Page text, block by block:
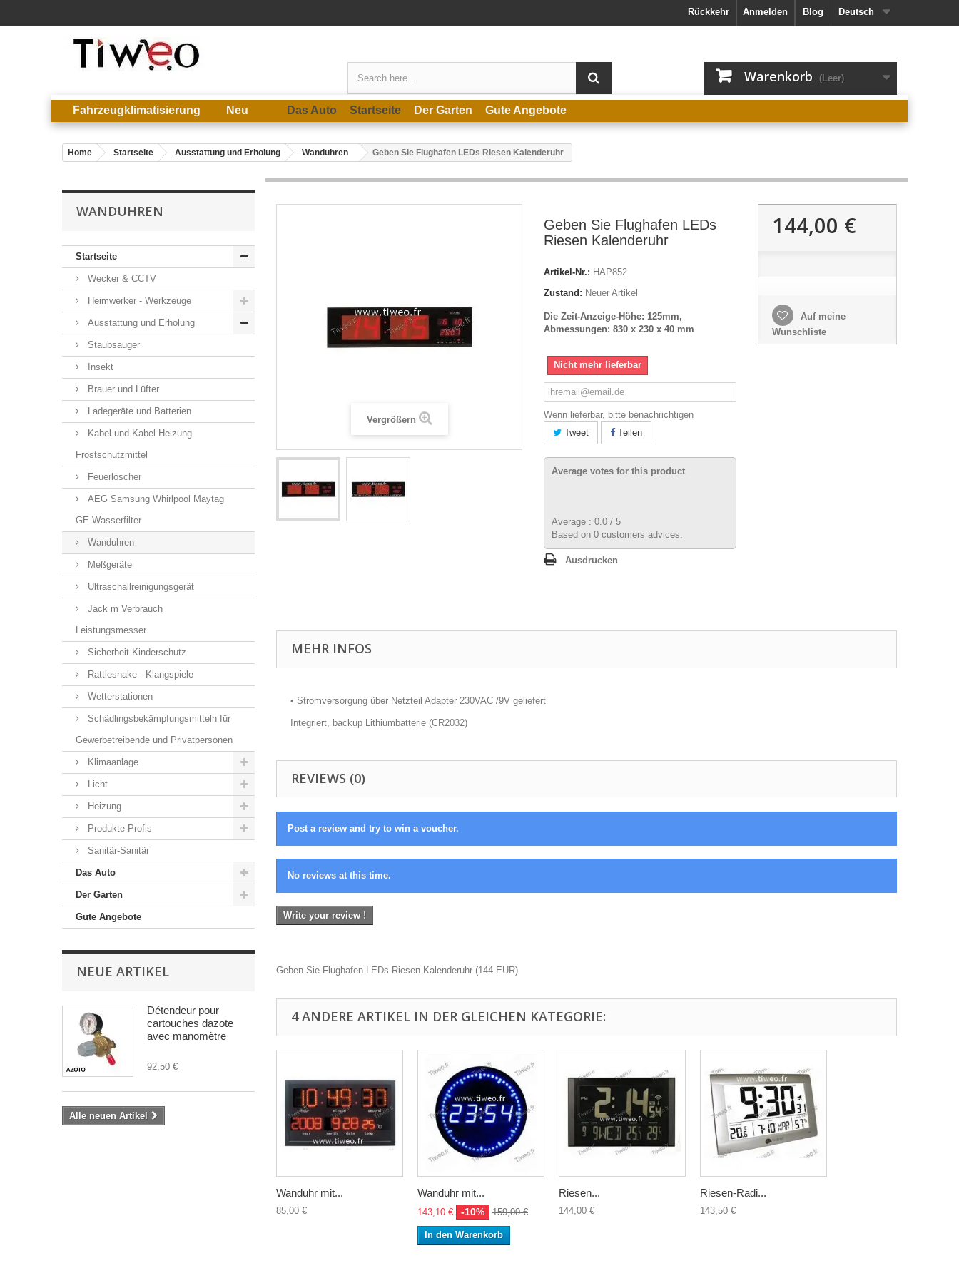
Deutsch
Blog
Anmelden
Rückkehr
Warenkorb (Leer)
Fahrzeugklimatisierung Neu Das Auto Startseite Der Garten Gute Angebote
Home Startseite Ausstattung und Erholung Wanduhren Geben Sie Flughafen LEDs Riesen Kalenderuhr
WANDUHREN
Startseite
Wecker & CCTV
Heimwerker - Werkzeuge
Ausstattung und Erholung
Staubsauger
Insekt
Brauer und Lüfter
Ladegeräte und Batterien
Kabel und Kabel Heizung
Frostschutzmittel
Feuerlöscher
AEG Samsung Whirlpool Maytag
GE Wasserfilter
Wanduhren
Meßgeräte
Ultraschallreinigungsgerät
Jack m Verbrauch
Leistungsmesser
Sicherheit-Kinderschutz
Rattlesnake - Klangspiele
Wetterstationen
Schädlingsbekämpfungsmitteln für
Gewerbetreibende und Privatpersonen
Klimaanlage
Licht
Heizung
Produkte-Profis
Sanitär-Sanitär
Das Auto
Der Garten
Gute Angebote
NEUE ARTIKEL
Détendeur pour
cartouches dazote
avec manomètre
92,50 €
Alle neuen Artikel
Vergrößern
Geben Sie Flughafen LEDs
Riesen Kalenderuhr
Artikel-Nr.: HAP852
Zustand: Neuer Artikel
Die Zeit-Anzeige-Höhe: 125mm,
Abmessungen: 830 x 230 x 40 mm
Nicht mehr lieferbar
Wenn lieferbar, bitte benachrichtigen
Tweet
Teilen
Average votes for this product
Average : 0.0 / 5
Based on 0 customers advices.
Ausdrucken
144,00 €
Auf meine
Wunschliste
MEHR INFOS
• Stromversorgung über Netzteil Adapter 230VAC /9V geliefert
Integriert, backup Lithiumbatterie (CR2032)
REVIEWS (0)
Post a review and try to win a voucher.
No reviews at this time.
Write your review !
Geben Sie Flughafen LEDs Riesen Kalenderuhr (144 EUR)
4 ANDERE ARTIKEL IN DER GLEICHEN KATEGORIE:
Wanduhr mit...
85,00 €
Wanduhr mit...
143,10 € -10% 159,00 €
In den Warenkorb
Riesen...
144,00 €
Riesen-Radi...
143,50 €